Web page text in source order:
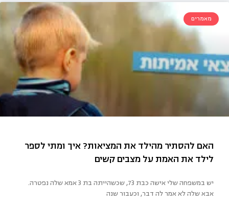
מאמרים
להסתיר מהילד את המציאות? איך ומתי לספר
יש במשפחה שלי אישה כבת 73, שכשהייתה בת 3 אמא שלה נפטרה.
אבא שלה לא אמר לה דבר, וכעבור שנה